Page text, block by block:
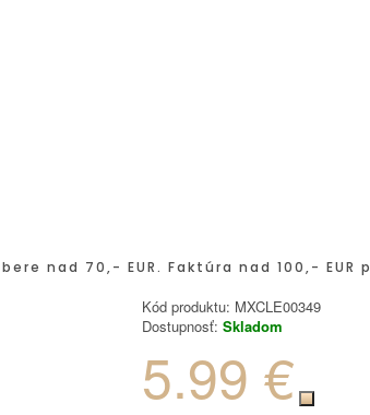
nad 70,- EUR. Faktúra nad 100,- EUR
Kód produktu: MXCLE00349
Dostupnosť: Skladom
5.99 €